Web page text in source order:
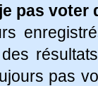
pas voter
pas